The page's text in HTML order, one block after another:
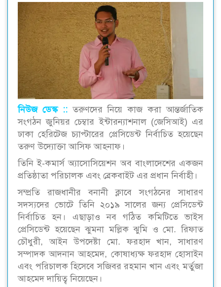
নিউজ ডেস্ক :: তরুণদের নিয়ে কাজ করা আন্তর্জাতিক
সংগঠন জুনিয়র চেম্বার ইন্টারন্যাশনাল (জেসিআই) এর
ঢাকা হেরিটেজ চ্যাপ্টারের প্রেসিডেন্ট নির্বাচিত হয়েছেন
তরুণ উদ্যোক্তা আসিফ আহনাফ।
তিনি ই-কমার্স অ্যাসোসিয়েশন অব বাংলাদেশের একজন
প্রতিষ্ঠাতা পরিচালক এবং ব্রেকবাইট এর প্রধান নির্বাহী।
সম্প্রতি রাজধানীর বনানী ক্লাবে সংগঠনের সাধারণ
সদস্যদের ভোটে তিনি ২০১৯ সালের জন্য প্রেসিডেন্ট
নির্বাচিত হন। এছাড়াও নব গঠিত কমিটিতে ভাইস
প্রেসিডেন্ট হয়েছেন ঝুমনা মল্লিক ঝুমি ও মো. রিফাত
চৌধুরী, আইন উপদেষ্টা মো. ফরহাদ খান, সাধারণ
সম্পাদক আদনান আহমেদ, কোষাধ্যক্ষ ফরহাদ হোসাইন
এবং পরিচালক হিসেবে সজিবর রহমান খান এবং মর্তুজা
আহমেদ দায়িত্ব নিয়েছেন।